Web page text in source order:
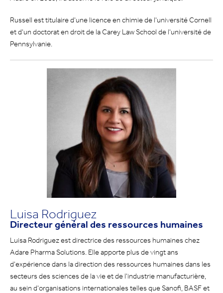
Russell est titulaire d'une licence en chimie de l'université Cornell
et d'un doctorat en droit de la Carey Law School de l'université de
Pennsylvanie.
Luisa Rodriguez
Directeur général des ressources humaines
Luisa Rodriguez est directrice des ressources humaines chez
Adare Pharma Solutions. Elle apporte plus de vingt ans
d'expérience dans la direction des ressources humaines dans les
secteurs des sciences de la vie et de l'industrie manufacturière,
au sein d'organisations internationales telles que Sanofi, BASF et